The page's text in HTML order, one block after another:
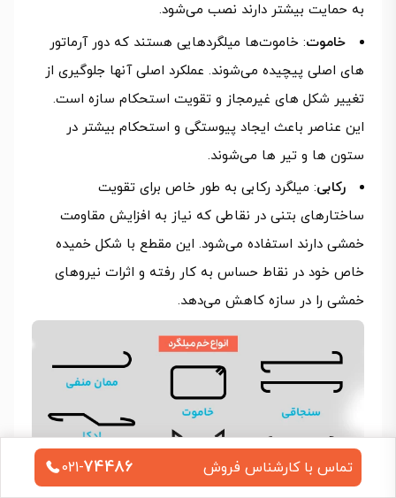
به حمایت بیشتر دارند نصب می‌شود.
خاموت: خاموت‌ها میلگردهایی هستند که دور آرماتور
های اصلی پیچیده می‌شوند. عملکرد اصلی آنها جلوگیری از
تغییر شکل‌ های غیرمجاز و تقویت استحکام سازه است.
این عناصر باعث ایجاد پیوستگی و استحکام بیشتر در
ستون‌ ها و تیر ها می‌شوند.
رکابی: میلگرد رکابی به طور خاص برای تقویت
ساختارهای بتنی در نقاطی که نیاز به افزایش مقاومت
خمشی دارند استفاده می‌شود. این مقطع با شکل خمیده
خاص خود در نقاط حساس به کار رفته و اثرات نیروهای
خمشی را در سازه کاهش می‌دهد.
تماس با کارشناس فروش 021-74486